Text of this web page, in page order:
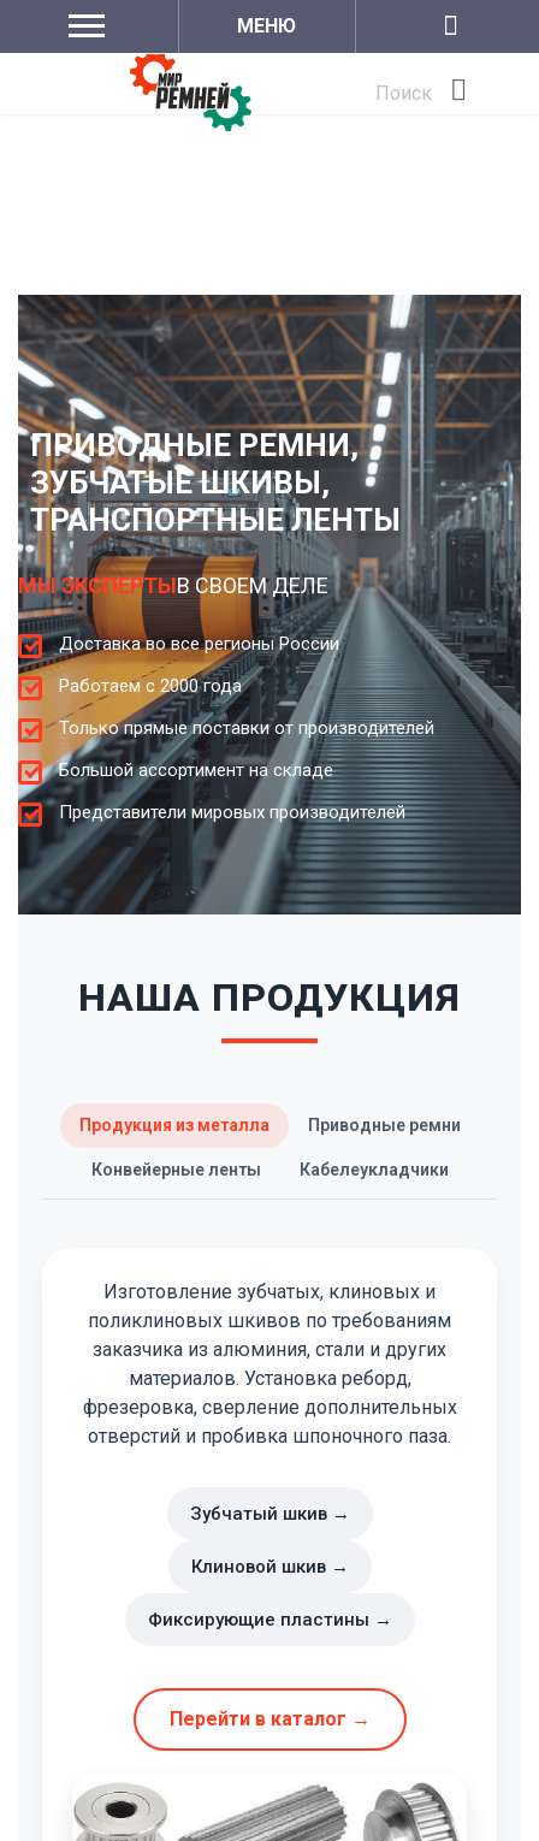
МЕНЮ
Поиск
ПРИВОДНЫЕ РЕМНИ,
ЗУБЧАТЫЕ ШКИВЫ,
ТРАНСПОРТНЫЕ ЛЕНТЫ
МЫ ЭКСПЕРТЫВ СВОЕМ ДЕЛЕ
Доставка во все регионы России
Работаем с 2000 года
Только прямые поставки от производителей
Большой ассортимент на складе
Представители мировых производителей
НАША ПРОДУКЦИЯ
Продукция из металла Приводные ремни
Конвейерные ленты Кабелеукладчики
Изготовление зубчатых, клиновых и
поликлиновых шкивов по требованиям
заказчика из алюминия, стали и других
материалов. Установка реборд,
фрезеровка, сверление дополнительных
отверстий и пробивка шпоночного паза.
Зубчатый шкив →
Клиновой шкив →
Фиксирующие пластины →
Перейти в каталог →